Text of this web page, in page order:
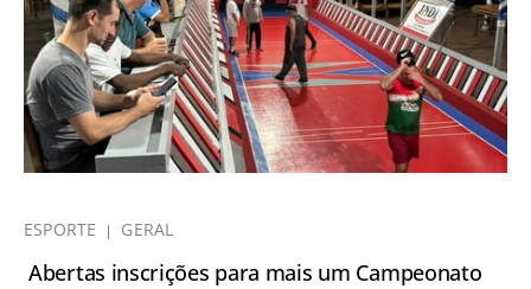
ESPORTE GERAL
Abertas inscrições para mais um Campeonato